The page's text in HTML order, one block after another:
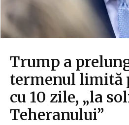
Trump a
termenul limită
cu 10 zile, „la
Teheranului”